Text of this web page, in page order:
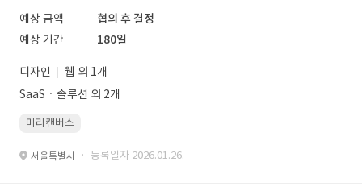
예상 금액
협의 후 결정
예상 기간
180일
디자인
웹 외 1개
SaaSㆍ솔루션 외 2개
미리캔버스
서울특별시 · 등록일자 2026.01.26.